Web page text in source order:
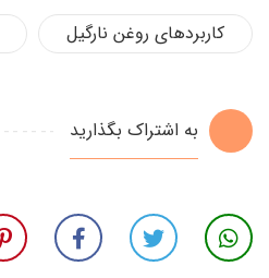
کاربردهای روغن نارگیل
به اشتراک بگذارید